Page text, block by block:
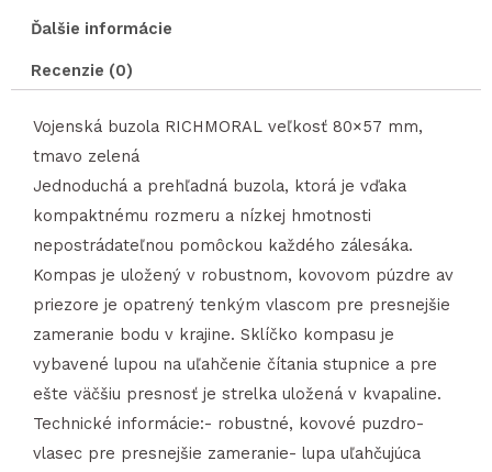
mm,
tmavo
Ďalšie informácie
Recenzie (0)
Vojenská buzola RICHMORAL veľkosť 80×57 mm,
tmavo zelená
Jednoduchá a prehľadná buzola, ktorá je vďaka
kompaktnému rozmeru a nízkej hmotnosti
nepostrádateľnou pomôckou každého zálesáka.
Kompas je uložený v robustnom, kovovom púzdre av
priezore je opatrený tenkým vlascom pre presnejšie
zameranie bodu v krajine. Sklíčko kompasu je
vybavené lupou na uľahčenie čítania stupnice a pre
ešte väčšiu presnosť je strelka uložená v kvapaline.
Technické informácie:- robustné, kovové puzdro-
vlasec pre presnejšie zameranie- lupa uľahčujúca